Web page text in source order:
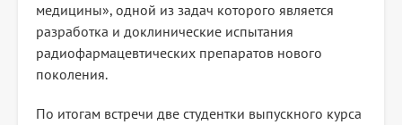
медицины», одной из задач которого является
разработка и доклинические испытания
радиофармацевтических препаратов нового
поколения.
По итогам встречи две студентки выпускного курса